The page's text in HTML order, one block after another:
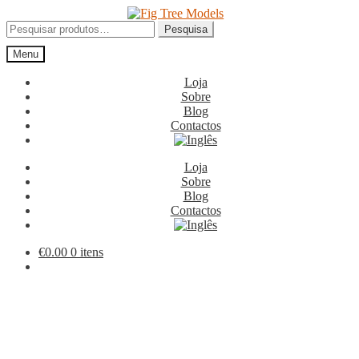
para
a
navegação
para
o
conteúdo
Pesquisar
por:
Pesquisa
Menu
Loja
Sobre
Blog
Contactos
Loja
Sobre
Blog
Contactos
€0.00 0 itens